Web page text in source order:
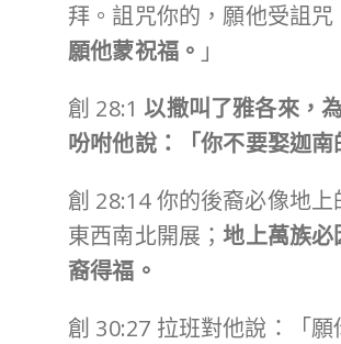
拜。詛咒你的，願他受詛咒
願他蒙祝福。 」
創 28:1以撒叫了雅各來，
吩咐他說：「你不要娶迦南
創 28:14 你的後裔必像地上
東西南北開展；地上萬族
裔得福。
創 30:27 拉班對他說：「願